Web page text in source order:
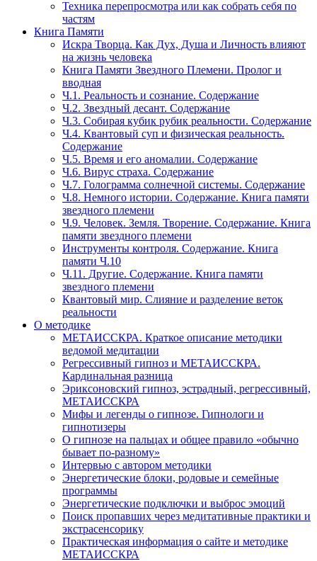
Техника перепросмотра или как собрать себя по
частям
Книга Памяти
Искра Творца. Как Дух, Душа и Личность влияют
на жизнь человека
Книга Памяти Звездного Племени. Пролог и
вводная
Ч.1. Реальность и сознание. Содержание
Ч.2. Звездный десант. Содержание
Ч.3. Собирая кубик рубик реальности. Содержание
Ч.4. Квантовый суп и физическая реальность.
Содержание
Ч.5. Время и его аномалии. Содержание
Ч.6. Вирус страха. Содержание
Ч.7. Голограмма солнечной системы. Содержание
Ч.8. Немного истории. Содержание. Книга памяти
звездного племени
Ч.9. Человек. Земля. Творение. Содержание. Книга
памяти звездного племени
Инструменты контроля. Содержание. Книга
памяти Ч.10
Ч.11. Другие. Содержание. Книга памяти
звездного племени
Квантовый мир. Слияние и разделение веток
реальности
О методике
МЕТАИССКРА. Краткое описание методики
ведомой медитации
Регрессивный гипноз и МЕТАИССКРА.
Кардинальная разница
Эриксоновский гипноз, эстрадный, регрессивный,
МЕТАИССКРА
Мифы и легенды о гипнозе. Гипнологи и
гипнотизеры
О гипнозе на пальцах и общее правило «обычно
бывает по-разному»
Интервью с автором методики
Энергетические блоки, родовые и семейные
программы
Энергетические подключки и выброс эмоций
Поиск пропавших через медитативные практики и
экстрасенсорику
Практическая информация о сайте и методике
МЕТАИССКРА